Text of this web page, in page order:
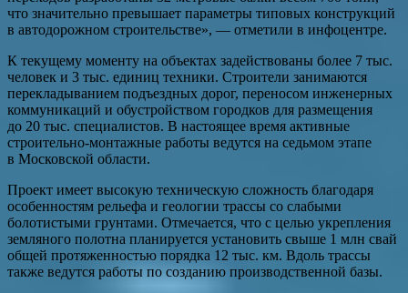
что значительно превышает параметры типовых конструкций
в автодорожном строительстве», — отметили в инфоцентре.
К текущему моменту на объектах задействованы более 7 тыс.
человек и 3 тыс. единиц техники. Строители занимаются
перекладыванием подъездных дорог, переносом инженерных
коммуникаций и обустройством городков для размещения
до 20 тыс. специалистов. В настоящее время активные
строительно-монтажные работы ведутся на седьмом этапе
в Московской области.
Проект имеет высокую техническую сложность благодаря
особенностям рельефа и геологии трассы со слабыми
болотистыми грунтами. Отмечается, что с целью укрепления
земляного полотна планируется установить свыше 1 млн свай
общей протяженностью порядка 12 тыс. км. Вдоль трассы
также ведутся работы по созданию производственной базы.